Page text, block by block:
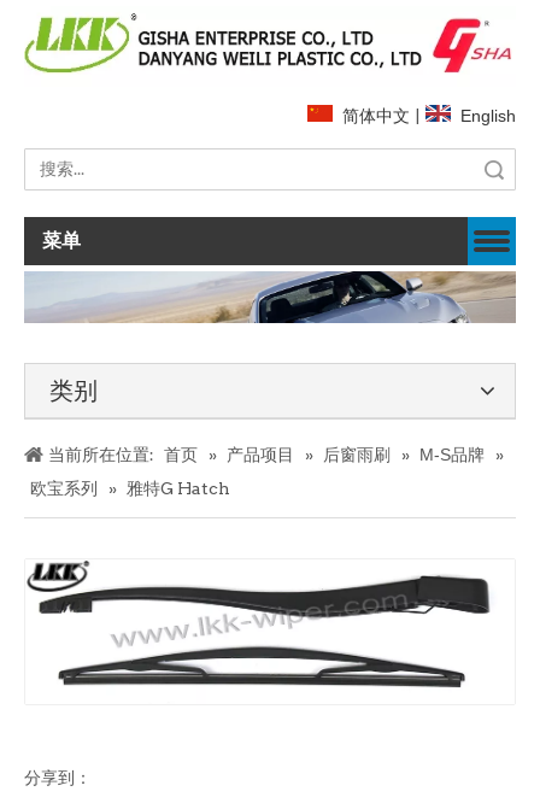
简体中文 | English
菜单
类别
当前所在位置: 首页 » 产品项目 » 后窗雨刷 » M-S品牌
»
欧宝系列
» 雅特G Hatch
分享到：